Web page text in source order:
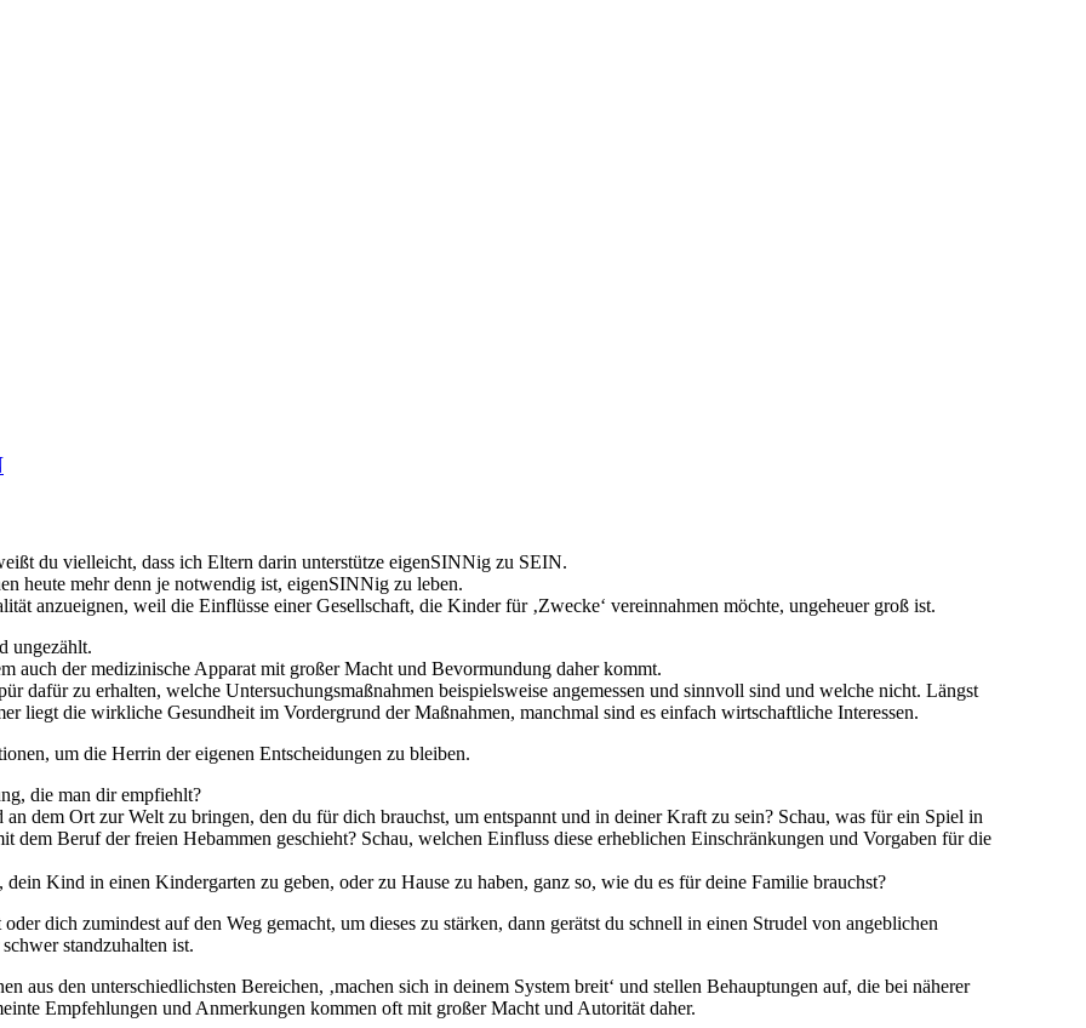
du vielleicht, dass ich Eltern darin unterstütze eigenSINNig zu SEIN.
heute mehr denn je notwendig ist, eigenSINNig zu leben.
anzueignen, weil die Einflüsse einer Gesellschaft, die Kinder für ‚Zwecke‘ vereinnahmen möchte, ungeheuer groß ist.
ungezählt.
auch der medizinische Apparat mit großer Macht und Bevormundung daher kommt.
dafür zu erhalten, welche Untersuchungsmaßnahmen beispielsweise angemessen und sinnvoll sind und welche nicht. Längst
liegt die wirkliche Gesundheit im Vordergrund der Maßnahmen, manchmal sind es einfach wirtschaftliche Interessen.
um die Herrin der eigenen Entscheidungen zu bleiben.
die man dir empfiehlt?
dem Ort zur Welt zu bringen, den du für dich brauchst, um entspannt und in deiner Kraft zu sein? Schau, was für ein Spiel in
dem Beruf der freien Hebammen geschieht? Schau, welchen Einfluss diese erheblichen Einschränkungen und Vorgaben für die
Kind in einen Kindergarten zu geben, oder zu Hause zu haben, ganz so, wie du es für deine Familie brauchst?
dich zumindest auf den Weg gemacht, um dieses zu stärken, dann gerätst du schnell in einen Strudel von angeblichen
standzuhalten ist.
aus den unterschiedlichsten Bereichen, ‚machen sich in deinem System breit‘ und stellen Behauptungen auf, die bei näherer
Empfehlungen und Anmerkungen kommen oft mit großer Macht und Autorität daher.